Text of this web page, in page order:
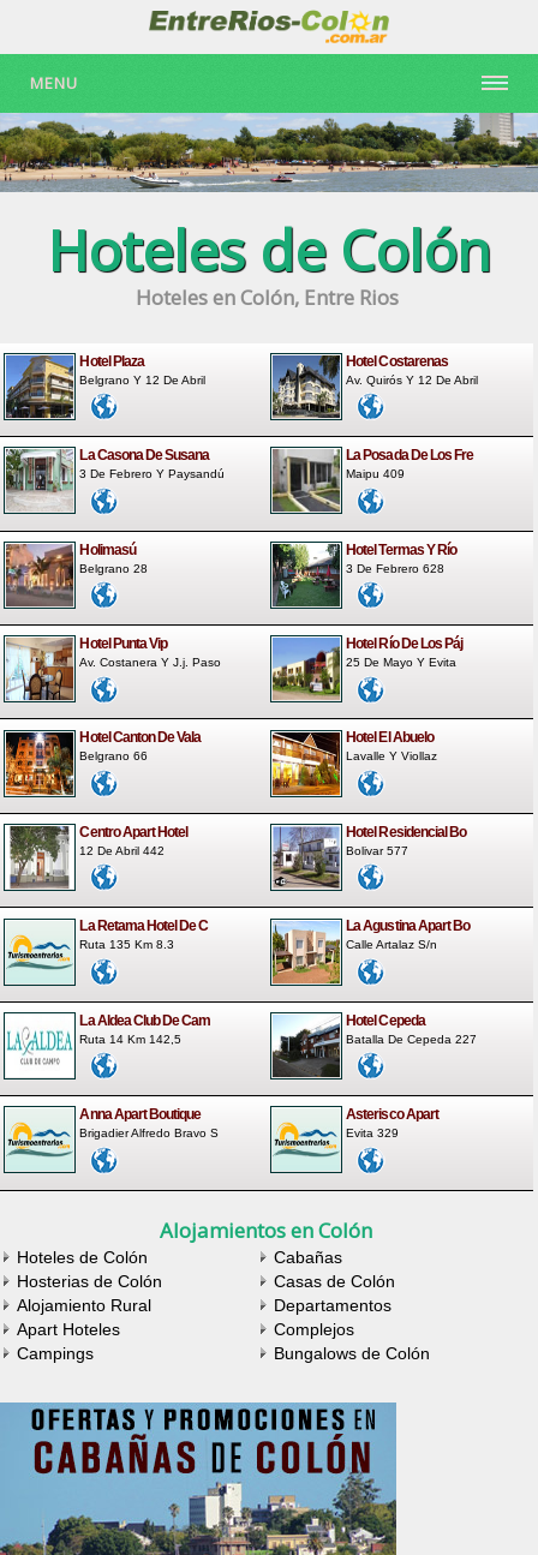
MENU
Hoteles de Colón
Hoteles en Colón, Entre Rios
Hotel Plaza
Belgrano Y 12 De Abril
Hotel Costarenas
Av. Quirós Y 12 De Abril
La Casona De Susana
3 De Febrero Y Paysandú
La Posada De Los Fre
Maipu 409
Holimasú
Belgrano 28
Hotel Termas Y Río
3 De Febrero 628
Hotel Punta Vip
Av. Costanera Y J.j. Paso
Hotel Río De Los Páj
25 De Mayo Y Evita
Hotel Canton De Vala
Belgrano 66
Hotel El Abuelo
Lavalle Y Viollaz
Centro Apart Hotel
12 De Abril 442
Hotel Residencial Bo
Bolivar 577
La Retama Hotel De C
Ruta 135 Km 8.3
La Agustina Apart Bo
Calle Artalaz S/n
La Aldea Club De Cam
Ruta 14 Km 142,5
Hotel Cepeda
Batalla De Cepeda 227
Anna Apart Boutique
Brigadier Alfredo Bravo S
Asterisco Apart
Evita 329
Alojamientos en Colón
Hoteles de Colón
Cabañas
Hosterias de Colón
Casas de Colón
Alojamiento Rural
Departamentos
Apart Hoteles
Complejos
Campings
Bungalows de Colón